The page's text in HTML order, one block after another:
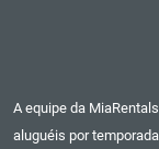
A equipe da
aluguéis por